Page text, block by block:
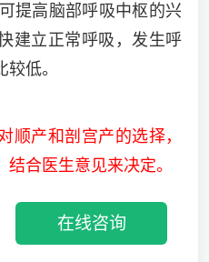
提高脑部呼吸中枢的兴
建立正常呼吸，发生呼
低。
顺产和剖宫产的选择，
合医生意见来决定。
在线咨询